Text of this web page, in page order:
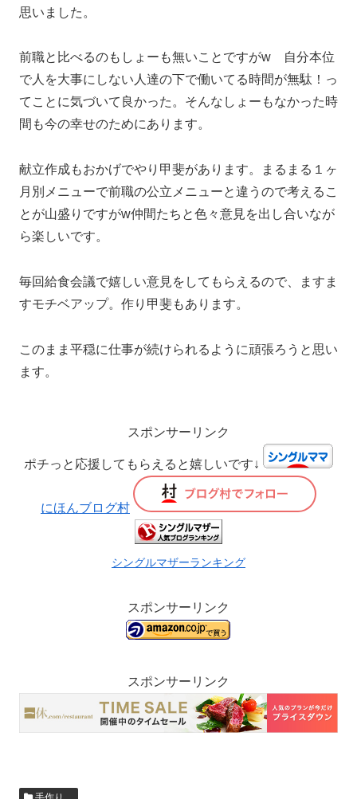
思いました。
前職と比べるのもしょーも無いことですがw 自分本位
で人を大事にしない人達の下で働いてる時間が無駄！っ
てことに気づいて良かった。そんなしょーもなかった時
間も今の幸せのためにあります。
献立作成もおかげでやり甲斐があります。まるまる１ヶ
月別メニューで前職の公立メニューと違うので考えるこ
とが山盛りですがw仲間たちと色々意見を出し合いなが
ら楽しいです。
毎回給食会議で嬉しい意見をしてもらえるので、ますま
すモチベアップ。作り甲斐もあります。
このまま平穏に仕事が続けられるように頑張ろうと思い
ます。
スポンサーリンク
ポチっと応援してもらえると嬉しいです↓
にほんブログ村
シングルマザーランキング
スポンサーリンク
スポンサーリンク